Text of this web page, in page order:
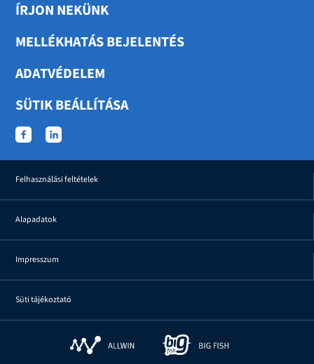
ÍRJON NEKÜNK
MELLÉKHATÁS BEJELENTÉS
ADATVÉDELEM
SÜTIK BEÁLLÍTÁSA
Felhasználási feltételek
Alapadatok
Impresszum
Süti tájékoztató